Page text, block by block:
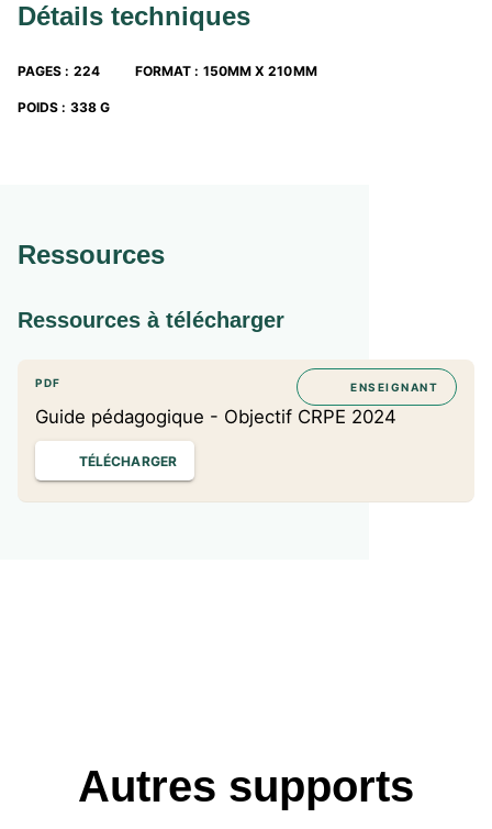
Détails techniques
PAGES : 224 FORMAT : 150MM X 210MM
POIDS : 338 G
Ressources
Ressources à télécharger
PDF
Guide pédagogique - Objectif CRPE 2024
ENSEIGNANT
TÉLÉCHARGER
Autres supports